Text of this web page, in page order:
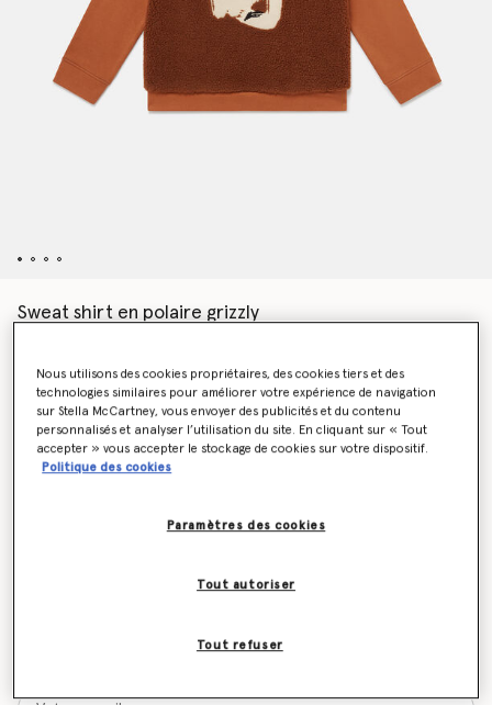
Sweat shirt en polaire grizzly
Couleur Marron
sélectionné
Soyez informé(e) en priorité du retour en stock
Nous utilisons des cookies propriétaires, des cookies tiers et des
technologies similaires pour améliorer votre expérience de navigation
sur Stella McCartney, vous envoyer des publicités et du contenu
personnalisés et analyser l’utilisation du site. En cliquant sur « Tout
accepter » vous accepter le stockage de cookies sur votre dispositif.
Politique des cookies
Paramètres des cookies
Tout refuser
Tout autoriser